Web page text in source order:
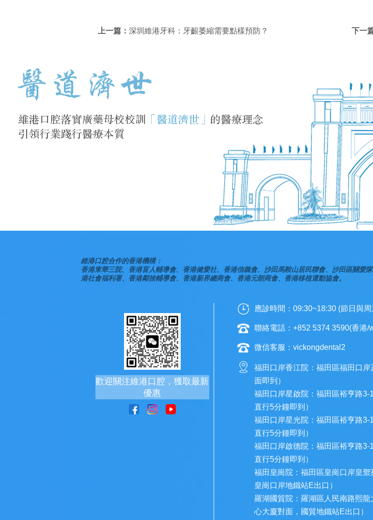
上一篇： 深圳維港牙科：牙齦萎縮需要點樣預防？ 下一
維港口腔合作的香港機構：
香港東華三院、香港盲人輔導會、香港健愛社、香港信義會、沙田馬鞍山居民聯會、沙田區關愛
港社會福利署、香港鄰捨輔導會、香港新界總商會、香港元朗商會、香港移植運動協會。
歡迎關注維港口腔，獲取最新
優惠
應診時間：09:30~18:30 (節日與
聯絡電話：+852 5374 3590(香港
微信客服：vickongdental2
福田口岸香江院：福田區福田口
面即到）
福田口岸星啟院：福田區裕亨路
直行5分鐘即到）
福田口岸星光院：福田區裕亨路
直行5分鐘即到）
福田口岸啟德院：福田區裕亨路
直行5分鐘即到）
福田皇崗院：福田區皇崗口岸皇
皇崗口岸地鐵站E出口）
羅湖國貿院：羅湖區人民南路熙
心大廈對面，國貿地鐵站E出口）